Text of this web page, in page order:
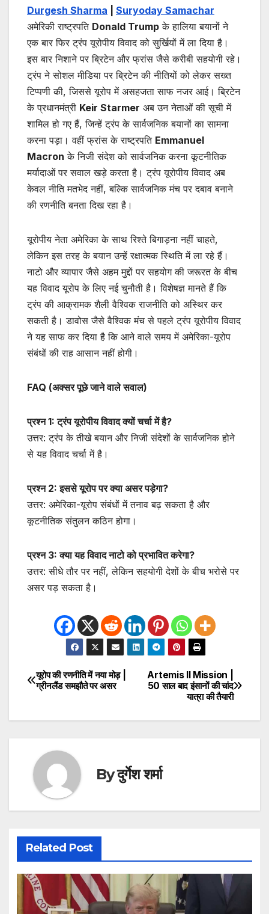
Durgesh Sharma
Suryoday Samachar
अमेरिकी राष्ट्रपति Donald Trump के हालिया बयानों ने
एक बार फिर ट्रंप यूरोपीय विवाद को सुर्खियों में ला दिया है।
इस बार निशाने पर ब्रिटेन और फ्रांस जैसे करीबी सहयोगी रहे।
ट्रंप ने सोशल मीडिया पर ब्रिटेन की नीतियों को लेकर सख्त
टिप्पणी की, जिससे यूरोप में असहजता साफ नजर आई। ब्रिटेन
के प्रधानमंत्री Keir Starmer अब उन नेताओं की सूची में
शामिल हो गए हैं, जिन्हें ट्रंप के सार्वजनिक बयानों का सामना
करना पड़ा। वहीं फ्रांस के राष्ट्रपति Emmanuel
Macron के निजी संदेश को सार्वजनिक करना कूटनीतिक
मर्यादाओं पर सवाल खड़े करता है। ट्रंप यूरोपीय विवाद अब
केवल नीति मतभेद नहीं, बल्कि सार्वजनिक मंच पर दबाव बनाने
की रणनीति बनता दिख रहा है।
यूरोपीय नेता अमेरिका के साथ रिश्ते बिगाड़ना नहीं चाहते,
लेकिन इस तरह के बयान उन्हें रक्षात्मक स्थिति में ला रहे हैं।
नाटो और व्यापार जैसे अहम मुद्दों पर सहयोग की जरूरत के बीच
यह विवाद यूरोप के लिए नई चुनौती है। विशेषज्ञ मानते हैं कि
ट्रंप की आक्रामक शैली वैश्विक राजनीति को अस्थिर कर
सकती है। डावोस जैसे वैश्विक मंच से पहले ट्रंप यूरोपीय विवाद
ने यह साफ कर दिया है कि आने वाले समय में अमेरिका-यूरोप
संबंधों की राह आसान नहीं होगी।
FAQ (अक्सर पूछे जाने वाले सवाल)
प्रश्न 1: ट्रंप यूरोपीय विवाद क्यों चर्चा में है?
उत्तर: ट्रंप के तीखे बयान और निजी संदेशों के सार्वजनिक होने
से यह विवाद चर्चा में है।
प्रश्न 2: इससे यूरोप पर क्या असर पड़ेगा?
उत्तर: अमेरिका-यूरोप संबंधों में तनाव बढ़ सकता है और
कूटनीतिक संतुलन कठिन होगा।
प्रश्न 3: क्या यह विवाद नाटो को प्रभावित करेगा?
उत्तर: सीधे तौर पर नहीं, लेकिन सहयोगी देशों के बीच भरोसे पर
असर पड़ सकता है।
Post
Artemis II Mission |
50 साल बाद इंसानों की चांद
यात्रा की तैयारी
यूरोप की रणनीति में नया मोड़ |
ग्रीनलैंड समझौते पर असर
Byदुर्गेश शर्मा
Related Post